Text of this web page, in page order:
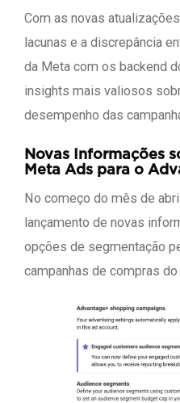
Com as novas
lacunas e a discrepância
da Meta com os backend
insights mais valiosos
desempenho das
Novas Informações
Meta Ads para o
No começo do mês de
lançamento de novas
opções de segmentação
campanhas de compras do